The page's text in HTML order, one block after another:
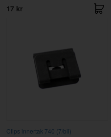
17 kr
Clips innertak 740 (7/bil)